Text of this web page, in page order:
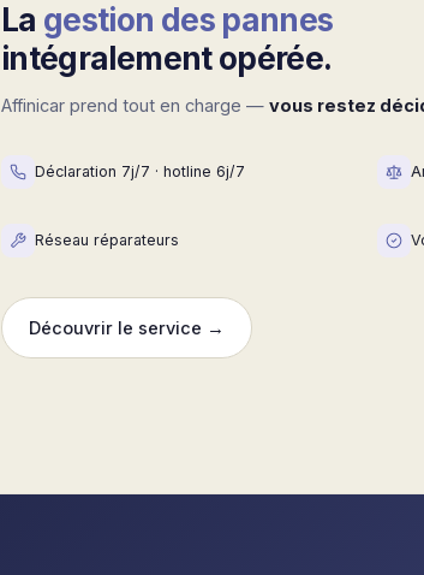
La gestion des pannes
intégralement opérée.
Affinicar prend tout en charge — vous restez
Déclaration 7j/7 · hotline 6j/7
Réseau réparateurs
Découvrir le service →